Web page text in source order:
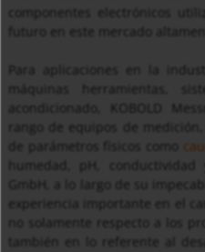
componentes electrónicos
futuro en este mercado
máquinas herramientas,
acondicionado, KOBOLD
rango de equipos de
humedad, pH,
GmbH, a lo largo de su
experiencia importante en el
no solamente respecto a los
también en lo referente al